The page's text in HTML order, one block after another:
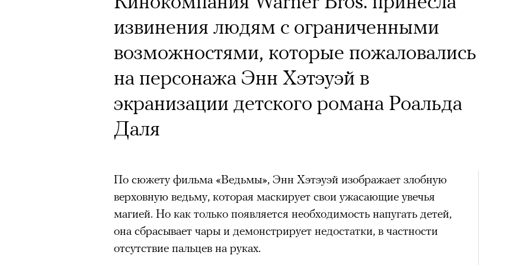
извинения людям с ограниченными
возможностями, которые пожаловались
на персонажа Энн Хэтэуэй в
экранизации детского романа Роальда
Даля
По сюжету фильма «Ведьмы», Энн Хэтэуэй изображает злобную
верховную ведьму, которая маскирует свои ужасающие увечья
магией. Но как только появляется необходимость напугать детей,
она сбрасывает чары и демонстрирует недостатки, в частности
отсутствие пальцев на руках.
первых показах на остросоциальные
темы
Подписывайтесь на телеграм-канал «РБК Стиль»
Зеленые глаза» Фанни Лиатар и Жереми Труиля
«Бумажный тигр» Джеймса Грэя
«Охота» Уэйна Вапимуквы
Ретроспектива «Красное и черное: голливудские левые и черный
горы становится последним, а другие
готовы снова рисковать жизнью?
Психологи и альпинисты объясняют, как
высота меняет человека и почему к ней
тянет с новой силой
Подписывайтесь на телеграм-канал «РБК Стиль»